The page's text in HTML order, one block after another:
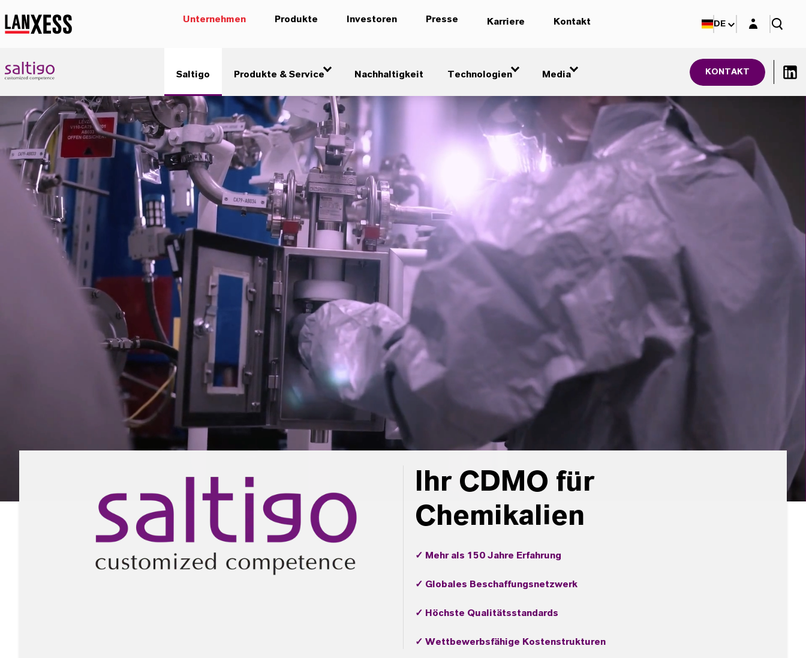
Unternehmen Produkte Investoren Presse Karriere Kontakt
Saltigo Produkte & Service Nachhaltigkeit Technologien Media KONTAKT
DE Login-Maske
Ihr CDMO für
Chemikalien
✓ Mehr als 150 Jahre Erfahrung
✓ Globales Beschaffungsnetzwerk
✓ Höchste Qualitätsstandards
✓ Wettbewerbsfähige Kostenstrukturen